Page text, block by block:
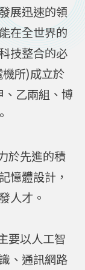
展迅速的領
在全世界的
技整合的必
所)成立於
乙兩組、博
於先進的積
憶體設計，
人才。
要以人工智
、通訊網路